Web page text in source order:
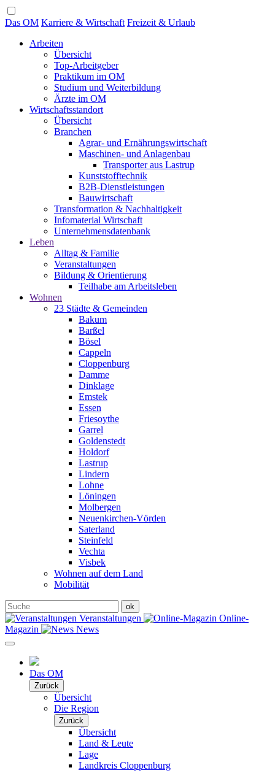
Das OM Karriere & Wirtschaft Freizeit & Urlaub
Arbeiten
Übersicht
Top-Arbeitgeber
Praktikum im OM
Studium und Weiterbildung
Ärzte im OM
Wirtschaftsstandort
Übersicht
Branchen
Agrar- und Ernährungswirtschaft
Maschinen- und Anlagenbau
Transporter aus Lastrup
Kunststofftechnik
B2B-Dienstleistungen
Bauwirtschaft
Transformation & Nachhaltigkeit
Infomaterial Wirtschaft
Unternehmensdatenbank
Leben
Alltag & Familie
Veranstaltungen
Bildung & Orientierung
Teilhabe am Arbeitsleben
Wohnen
23 Städte & Gemeinden
Bakum
Barßel
Bösel
Cappeln
Cloppenburg
Damme
Dinklage
Emstek
Essen
Friesoythe
Garrel
Goldenstedt
Holdorf
Lastrup
Lindern
Lohne
Löningen
Molbergen
Neuenkirchen-Vörden
Saterland
Steinfeld
Vechta
Visbek
Wohnen auf dem Land
Mobilität
Veranstaltungen
Online-
Magazin
News
Das OM
Zurück
Übersicht
Die Region
Zurück
Übersicht
Land & Leute
Lage
Landkreis Cloppenburg